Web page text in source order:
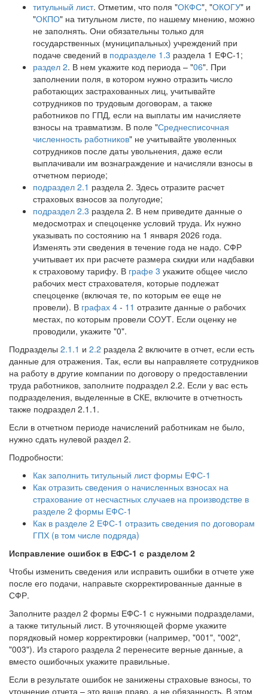
титульный лист. Отметим, что поля "ОКФС", "ОКОГУ" и
"ОКПО" на титульном листе, по нашему мнению, можно
не заполнять. Они обязательны только для
государственных (муниципальных) учреждений при
подаче сведений в подразделе 1.3 раздела 1 ЕФС-1;
раздел 2. В нем укажите код периода – "06". При
заполнении поля, в котором нужно отразить число
работающих застрахованных лиц, учитывайте
сотрудников по трудовым договорам, а также
работников по ГПД, если на выплаты им начисляете
взносы на травматизм. В поле "Среднесписочная
численность работников" не учитывайте уволенных
сотрудников после даты увольнения, даже если
выплачивали им вознаграждение и начисляли взносы в
отчетном периоде;
подраздел 2.1 раздела 2. Здесь отразите расчет
страховых взносов за полугодие;
подраздел 2.3 раздела 2. В нем приведите данные о
медосмотрах и спецоценке условий труда. Их нужно
указывать по состоянию на 1 января 2026 года.
Изменять эти сведения в течение года не надо. СФР
учитывает их при расчете размера скидки или надбавки
к страховому тарифу. В графе 3 укажите общее число
рабочих мест страхователя, которые подлежат
спецоценке (включая те, по которым ее еще не
провели). В графах 4 - 11 отразите данные о рабочих
местах, по которым провели СОУТ. Если оценку не
проводили, укажите "0".
Подразделы 2.1.1 и 2.2 раздела 2 включите в отчет, если есть
данные для отражения. Так, если вы направляете сотрудников
на работу в другие компании по договору о предоставлении
труда работников, заполните подраздел 2.2. Если у вас есть
подразделения, выделенные в СКЕ, включите в отчетность
также подраздел 2.1.1.
Если в отчетном периоде начислений работникам не было,
нужно сдать нулевой раздел 2.
Подробности:
Как заполнить титульный лист формы ЕФС-1
Как отразить сведения о начисленных взносах на
страхование от несчастных случаев на производстве в
разделе 2 формы ЕФС-1
Как в разделе 2 ЕФС-1 отразить сведения по договорам
ГПХ (в том числе подряда)
Исправление ошибок в ЕФС-1 с разделом 2
Чтобы изменить сведения или исправить ошибки в отчете уже
после его подачи, направьте скорректированные данные в
СФР.
Заполните раздел 2 формы ЕФС-1 с нужными подразделами,
а также титульный лист. В уточняющей форме укажите
порядковый номер корректировки (например, "001", "002",
"003"). Из старого раздела 2 перенесите верные данные, а
вместо ошибочных укажите правильные.
Если в результате ошибок не занижены страховые взносы, то
уточнение отчета – это ваше право, а не обязанность. В этом